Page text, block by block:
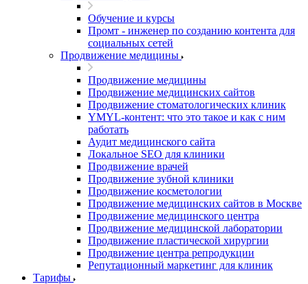
Обучение и курсы
Промт - инженер по созданию контента для
социальных сетей
Продвижение медицины
Продвижение медицины
Продвижение медицинских сайтов
Продвижение стоматологических клиник
YMYL-контент: что это такое и как с ним
работать
Аудит медицинского сайта
Локальное SEO для клиники
Продвижение врачей
Продвижение зубной клиники
Продвижение косметологии
Продвижение медицинских сайтов в Москве
Продвижение медицинского центра
Продвижение медицинской лаборатории
Продвижение пластической хирургии
Продвижение центра репродукции
Репутационный маркетинг для клиник
Тарифы